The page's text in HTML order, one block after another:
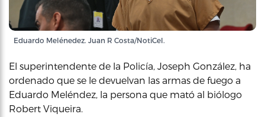
Eduardo Melénedez. Juan R Costa/NotiCel.
El superintendente de la Policía, Joseph González, ha
ordenado que se le devuelvan las armas de fuego a
Eduardo Meléndez, la persona que mató al biólogo
Robert Viqueira.